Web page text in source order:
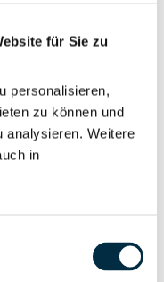
für Sie zu
personalisieren,
zu können und
analysieren. Weitere
in
Vollständiges